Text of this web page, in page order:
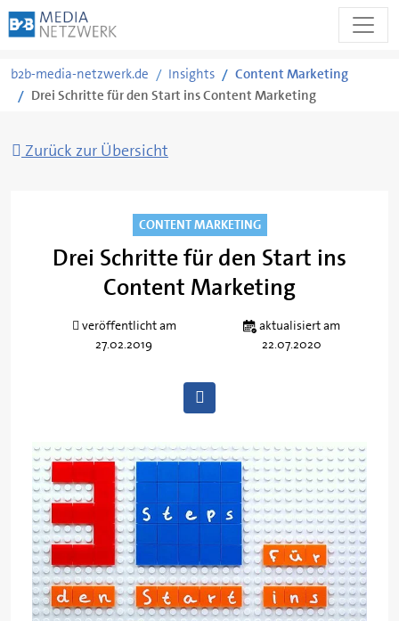
Inhalt
springen
b2b-media-netzwerk.de Insights
Content Marketing
Drei Schritte für den Start ins Content Marketing
Zurück zur Übersicht
CONTENT MARKETING
Drei Schritte für den Start ins
Content Marketing
Susanna
veröffentlicht am
27.02.2019
aktualisiert am
22.07.2020